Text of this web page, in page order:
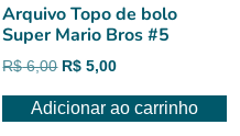
Arquivo Topo de bolo
Super Mario Bros #5
R$6,00 O
original
R$ 5,00O
atual
Adicionar ao carrinho